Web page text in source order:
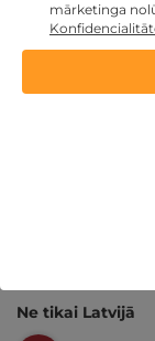
Nekādas
14 dienu
Ne tikai Latvijā
mārketinga